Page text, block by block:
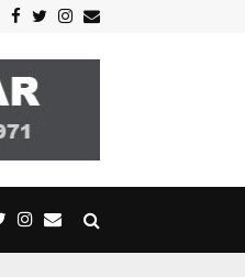
Facebook
TwitterInstagram
Email